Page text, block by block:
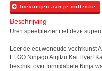
Toevoegen aan je collectie
Beschrijving
Uren speelplezier met deze
Leer de eeuwenoude vechtkunst
LEGO Ninjago Airjitzu Kai Flyer!
beschikt over formidabele Ninja